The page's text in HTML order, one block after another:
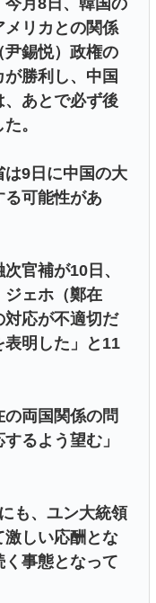
月8日、韓国の
リカとの関係
尹錫悦）政権の
勝利し、中国
、あとで必ず後
。
は9日に中国の大
る可能性があ
官補が10日、
ジェホ（鄭在
応が不適切だ
表明した」と11
両国関係の問
るよう望む」
も、ユン大統領
しい応酬とな
事態となって